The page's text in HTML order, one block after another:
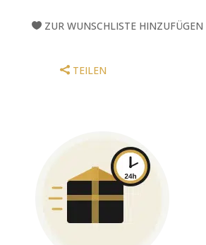
8
ZUR WUNSCHLISTE HINZUFÜGEN
TEILEN